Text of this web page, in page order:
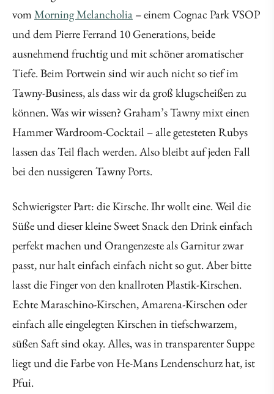
vomMorning Melancholia – einem Cognac Park VSOP
und dem Pierre Ferrand 10 Generations, beide
ausnehmend fruchtig und mit schöner aromatischer
Tiefe. Beim Portwein sind wir auch nicht so tief im
Tawny-Business, als dass wir da groß klugscheißen zu
können. Was wir wissen? Graham’s Tawny mixt einen
Hammer Wardroom-Cocktail – alle getesteten Rubys
lassen das Teil flach werden. Also bleibt auf jeden Fall
bei den nussigeren Tawny Ports.
Schwierigster Part: die Kirsche. Ihr wollt eine. Weil die
Süße und dieser kleine Sweet Snack den Drink einfach
perfekt machen und Orangenzeste als Garnitur zwar
passt, nur halt einfach einfach nicht so gut. Aber bitte
lasst die Finger von den knallroten Plastik-Kirschen.
Echte Maraschino-Kirschen, Amarena-Kirschen oder
einfach alle eingelegten Kirschen in tiefschwarzem,
süßen Saft sind okay. Alles, was in transparenter Suppe
liegt und die Farbe von He-Mans Lendenschurz hat, ist
Pfui.